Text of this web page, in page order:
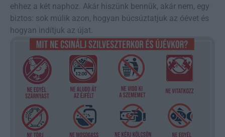
ehhez a két naphoz. Akár hiszünk bennük, akár nem, egy
biztos: sok múlik azon, hogyan búcsúztatjuk az óévet és
hogyan indítjuk az újat.